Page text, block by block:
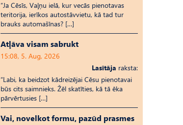
“Ja Cēsīs, Vaļņu ielā, kur vecās pienotavas
teritorija, ierīkos autostāvvietu, kā tad tur
brauks automašīnas? […]
Atļāva visam sabrukt
15:08, 5. Aug, 2026
Lasītāja raksta:
“Labi, ka beidzot kādreizējai Cēsu pienotavai
būs cits saimnieks. Žēl skatīties, kā tā ēka
pārvērtusies […]
Vai, novelkot formu, pazūd prasmes